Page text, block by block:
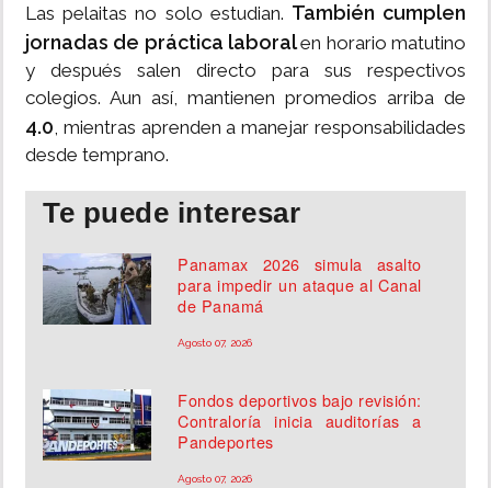
Las pelaitas no solo estudian. También cumplen
jornadas de práctica laboralen horario matutino
y después salen directo para sus respectivos
colegios. Aun así, mantienen promedios arriba de
4.0, mientras aprenden a manejar responsabilidades
desde temprano.
Te puede interesar
Panamax 2026 simula asalto
para impedir un ataque al Canal
de Panamá
Agosto 07, 2026
Fondos deportivos bajo revisión:
Contraloría inicia auditorías a
Pandeportes
Agosto 07, 2026